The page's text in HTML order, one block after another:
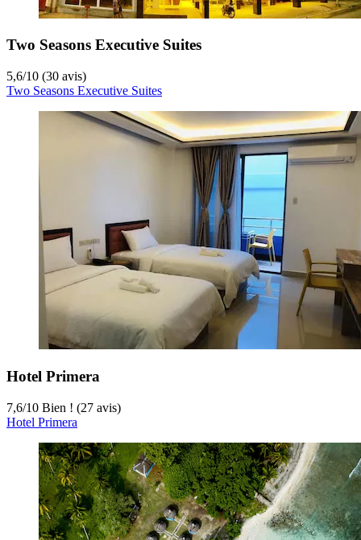
Two Seasons Executive Suites
5,6/10 (30 avis)
Two Seasons Executive Suites
Hotel Primera
7,6/10 Bien ! (27 avis)
Hotel Primera